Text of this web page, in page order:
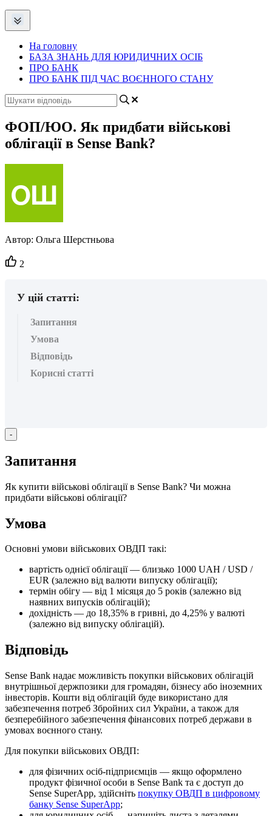
На головну
БАЗА ЗНАНЬ ДЛЯ ЮРИДИЧНИХ ОСІБ
ПРО БАНК
ПРО БАНК ПІД ЧАС ВОЄННОГО СТАНУ
ФОП/ЮО. Як придбати військові
облігації в Sense Bank?
Автор: Ольга Шерстньова
Кількість
вподобайок:
2
У цій статті:
Запитання
Умова
Відповідь
Корисні статті
-
Запитання
Як купити військові облігації в Sense Bank? Чи можна
придбати військові облігації?
Умова
Основні умови військових ОВДП такі:
вартість однієї облігації — близько 1000 UAH / USD /
EUR (залежно від валюти випуску облігації);
термін обігу — від 1 місяця до 5 років (залежно від
наявних випусків облігацій);
дохідність — до 18,35% в гривні, до 4,25% у валюті
(залежно від випуску облігацій).
Відповідь
Sense Bank надає можливість покупки військових облігацій
внутрішньої держпозики для громадян, бізнесу або іноземних
інвесторів. Кошти від облігацій буде використано для
забезпечення потреб Збройних сил України, а також для
безперебійного забезпечення фінансових потреб держави в
умовах воєнного стану.
Для покупки військових ОВДП:
для фізичних осіб-підприємців — якщо оформлено
продукт фізичної особи в Sense Bank та є доступ до
Sense SuperApp, здійсніть покупку ОВДП в цифровому
банку Sense SuperApp;